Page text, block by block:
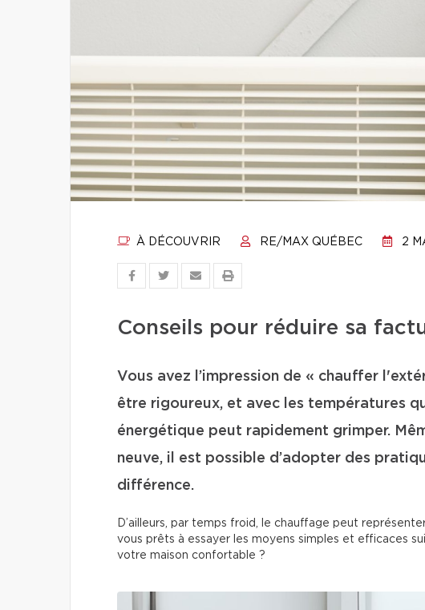
À DÉCOUVRIR RE/MAX QUÉBEC 2
Conseils pour réduire sa
Vous avez l’impression de « chauffer
être rigoureux, et avec les températures
énergétique peut rapidement grimper.
neuve, il est possible d’adopter des
différence.
D’ailleurs, par temps froid, le chauffage peut
vous prêts à essayer les moyens simples et efficaces
votre maison confortable ?